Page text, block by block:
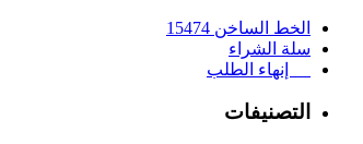
الخط الساخن 15474
سلة الشراء
إنهاء الطلب
التصنيفات